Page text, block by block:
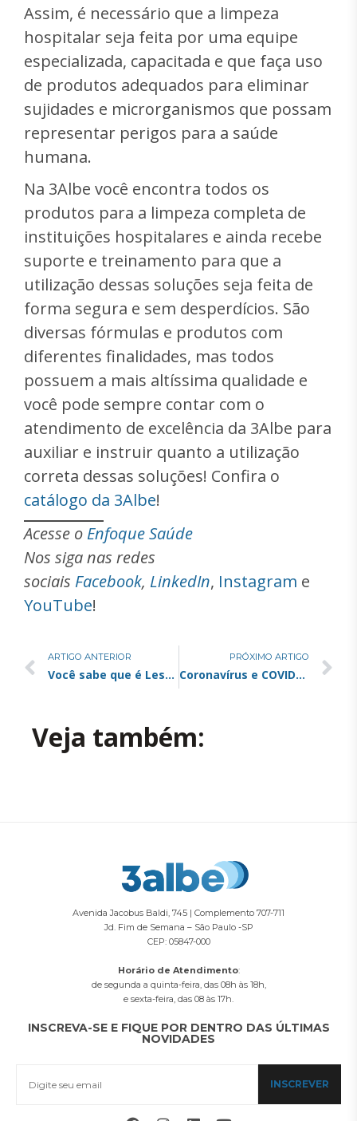
Assim, é necessário que a limpeza
hospitalar seja feita por uma equipe
especializada, capacitada e que faça uso
de produtos adequados para eliminar
sujidades e microrganismos que possam
representar perigos para a saúde
humana.
Na 3Albe você encontra todos os
produtos para a limpeza completa de
instituições hospitalares e ainda recebe
suporte e treinamento para que a
utilização dessas soluções seja feita de
forma segura e sem desperdícios. São
diversas fórmulas e produtos com
diferentes finalidades, mas todos
possuem a mais altíssima qualidade e
você pode sempre contar com o
atendimento de excelência da 3Albe para
auxiliar e instruir quanto a utilização
correta dessas soluções! Confira o
catálogo da 3Albe!
Acesse o Enfoque Saúde
Nos siga nas redes
sociais Facebook, LinkedIn, Instagram e
YouTube!
ARTIGO ANTERIOR
Você sabe que é Lesão por Pressão?
PRÓXIMO ARTIGO
Coronavírus e COVID-19 Informações que todos devem saber.
Veja também:
Avenida Jacobus Baldi, 745 | Complemento 707-711
Jd. Fim de Semana – São Paulo -SP
CEP: 05847-000
Horário de Atendimento:
de segunda a quinta-feira, das 08h às 18h,
e sexta-feira, das 08 às 17h.
INSCREVA-SE E FIQUE POR DENTRO DAS ÚLTIMAS
NOVIDADES
INSCREVER